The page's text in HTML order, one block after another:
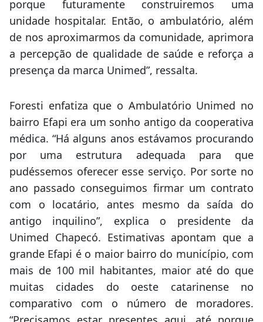
porque futuramente construiremos uma
unidade hospitalar. Então, o ambulatório, além
de nos aproximarmos da comunidade, aprimora
a percepção de qualidade de saúde e reforça a
presença da marca Unimed”, ressalta.
Foresti enfatiza que o Ambulatório Unimed no
bairro Efapi era um sonho antigo da cooperativa
médica. “Há alguns anos estávamos procurando
por uma estrutura adequada para que
pudéssemos oferecer esse serviço. Por sorte no
ano passado conseguimos firmar um contrato
com o locatário, antes mesmo da saída do
antigo inquilino”, explica o presidente da
Unimed Chapecó. Estimativas apontam que a
grande Efapi é o maior bairro do município, com
mais de 100 mil habitantes, maior até do que
muitas cidades do oeste catarinense no
comparativo com o número de moradores.